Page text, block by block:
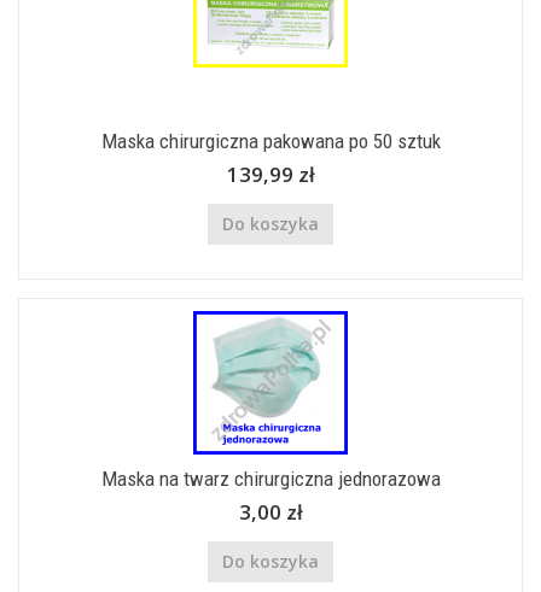
Maska chirurgiczna pakowana po 50 sztuk
139,99 zł
Do koszyka
Maska na twarz chirurgiczna jednorazowa
3,00 zł
Do koszyka